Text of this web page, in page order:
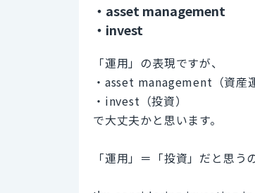
・asset management
・invest
「運用」の表現ですが、
・asset management（資産
・invest（投資）
で大丈夫かと思います。
「運用」＝「投資」だと思